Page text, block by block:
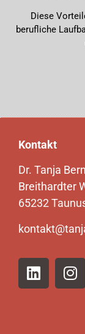
Diese
berufliche
Kontakt
Dr. Tanja
Breithardter
65232